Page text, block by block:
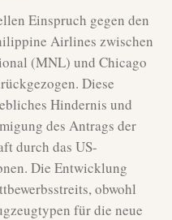
Einspruch gegen den
Airlines zwischen
(MNL) und Chicago
Diese
Hindernis und
des Antrags der
durch das US-
Die Entwicklung
obwohl
für die neue